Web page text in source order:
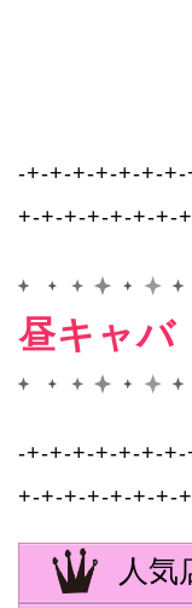
-+-+-+-+-+-+-
+-+-+-+-+-+-+-
昼キャ
-+-+-+-+-+-+-
+-+-+-+-+-+-+-
人気